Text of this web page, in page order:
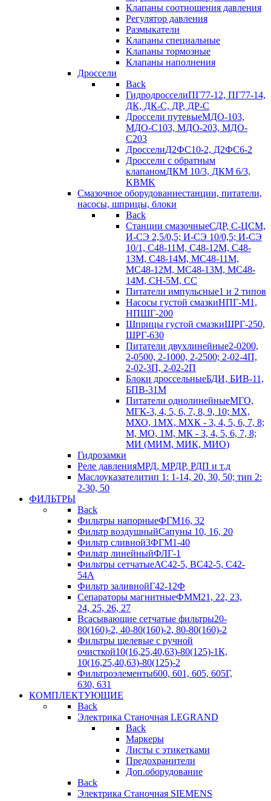
Клапаны соотношения давления
Регулятор давления
Размыкатели
Клапаны специальные
Клапаны тормозные
Клапаны наполнения
Дроссели
Back
ГидродросселиПГ77-12, ПГ77-14,
ДК, ДК-С, ДР, ДР-С
Дроссели путевыеМДО-103,
МДО-С103, МДО-203, МДО-
С203
ДросселиД2ФС10-2, Д2ФС6-2
Дроссели с обратным
клапаномДКМ 10/3, ДКМ 6/3,
KBMK
Смазочное оборудованиестанции, питатели,
насосы, шприцы, блоки
Back
Станции смазочныеСДР, С-ЦСМ,
И-СЭ 2,5/0,5; И-СЭ 10/0,5; И-СЭ
10/1, С48-11М, С48-12М, С48-
13М, С48-14М, МС48-11М,
МС48-12М, МС48-13М, МС48-
14М, СН-5М, CC
Питатели импульсные1 и 2 типов
Насосы густой смазкиНПГ-М1,
НПШГ-200
Шприцы густой смазкиШРГ-250,
ШРГ-630
Питатели двухлинейные2-0200,
2-0500, 2-1000, 2-2500; 2-02-4П,
2-02-3П, 2-02-2П
Блоки дроссельныеБДИ, БИВ-11,
БПВ-31М
Питатели однолинейныеМГО,
МГК-3, 4, 5, 6, 7, 8, 9, 10; МХ,
МХО, 1МХ, МХК - 3, 4, 5, 6, 7, 8;
М, МО, 1М, МК - 3, 4, 5, 6, 7, 8;
МИ (МИМ, МИК, МИО)
Гидрозамки
Реле давленияМРД, МРДР, РДП и т.д
Маслоуказателитип 1: 1-14, 20, 30, 50; тип 2:
2-30, 50
ФИЛЬТРЫ
Back
Фильтры напорныеФГМ16, 32
Фильтр воздушныйСапуны 10, 16, 20
Фильтр сливной3ФГМ1-40
Фильтр линейныйФЛГ-1
Фильтры сетчатыеАС42-5, ВС42-5, С42-
54А
Фильтр заливнойГ42-12Ф
Сепараторы магнитныеФММ21, 22, 23,
24, 25, 26, 27
Всасывающие сетчатые фильтры20-
80(160)-2, 40-80(160)-2, 80-80(160)-2
Фильтры щелевые с ручной
очисткой10(16,25,40,63)-80(125)-1К,
10(16,25,40,63)-80(125)-2
Фильтроэлементы600, 601, 605, 605Г,
630, 631
КОМПЛЕКТУЮЩИЕ
Back
Электрика Станочная LEGRAND
Back
Маркеры
Листы с этикетками
Предохранители
Доп.оборудование
Back
Электрика Станочная SIEMENS